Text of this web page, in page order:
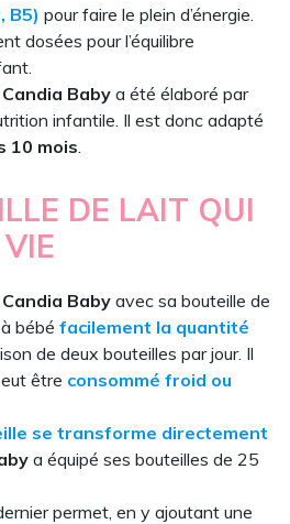
B5) pour faire le plein d’énergie.
dosées pour l’équilibre
Candia Baby a été élaboré par
infantile. Il est donc adapté
10 mois
DE LAIT QUI
Candia Baby avec sa bouteille de
bébé facilement la quantité
de deux bouteilles par jour. Il
être consommé froid ou
se transforme directement
a équipé ses bouteilles de 25
permet, en y ajoutant une